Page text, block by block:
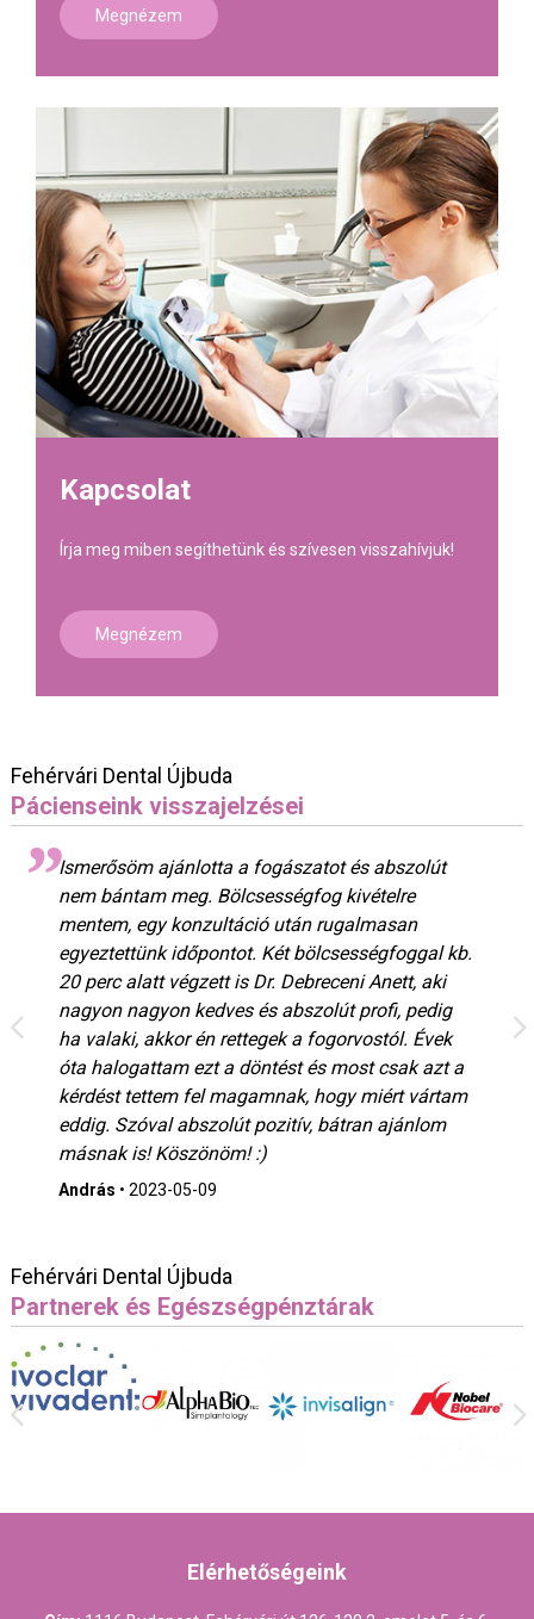
Megnézem
Kapcsolat
Írja meg miben segíthetünk és szívesen visszahívjuk!
Megnézem
Fehérvári Dental Újbuda
Pácienseink visszajelzései
Ismerősöm ajánlotta a fogászatot és abszolút
nem bántam meg. Bölcsességfog kivételre
mentem, egy konzultáció után rugalmasan
egyeztettünk időpontot. Két bölcsességfoggal kb.
20 perc alatt végzett is Dr. Debreceni Anett, aki
nagyon nagyon kedves és abszolút profi, pedig
ha valaki, akkor én rettegek a fogorvostól. Évek
óta halogattam ezt a döntést és most csak azt a
kérdést tettem fel magamnak, hogy miért vártam
eddig. Szóval abszolút pozitív, bátran ajánlom
másnak is! Köszönöm! :)
András • 2023-05-09
Fehérvári Dental Újbuda
Partnerek és Egészségpénztárak
Elérhetőségeink